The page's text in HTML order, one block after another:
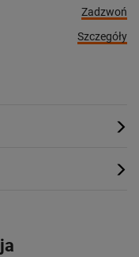
Zadzwoń
Szczegóły